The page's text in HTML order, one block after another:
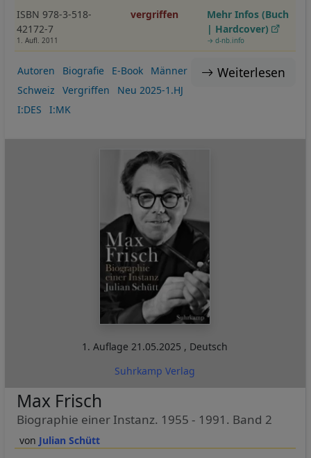
ISBN 978-3-518-
42172-7
1. Aufl. 2011
vergriffen
Mehr Infos (Buch
| Hardcover)
→ d-nb.info
Weiterlesen
Autoren Biografie E-Book
Männer
Schweiz
Vergriffen
Neu 2025-1.HJ
I:DES
I:MK
1. Auflage 21.05.2025 , Deutsch
Suhrkamp Verlag
Julian Schütt
Max Frisch
Biographie einer Instanz. 1955 - 1991. Band 2